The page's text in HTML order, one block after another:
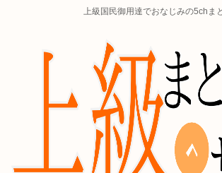
上級国民御用達でおなじみの5chま